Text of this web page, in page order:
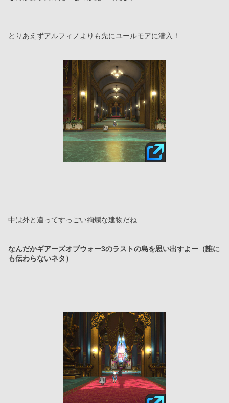
とりあえずアルフィノよりも先にユールモアに潜入！
中は外と違ってすっごい絢爛な建物だね
なんだかギアーズオブウォー3のラストの島を思い出すよー（誰に
も伝わらないネタ）